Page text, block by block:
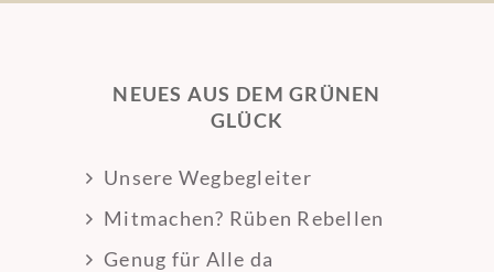
NEUES AUS DEM GRÜNEN
GLÜCK
Unsere Wegbegleiter
Mitmachen? Rüben Rebellen
Genug für Alle da